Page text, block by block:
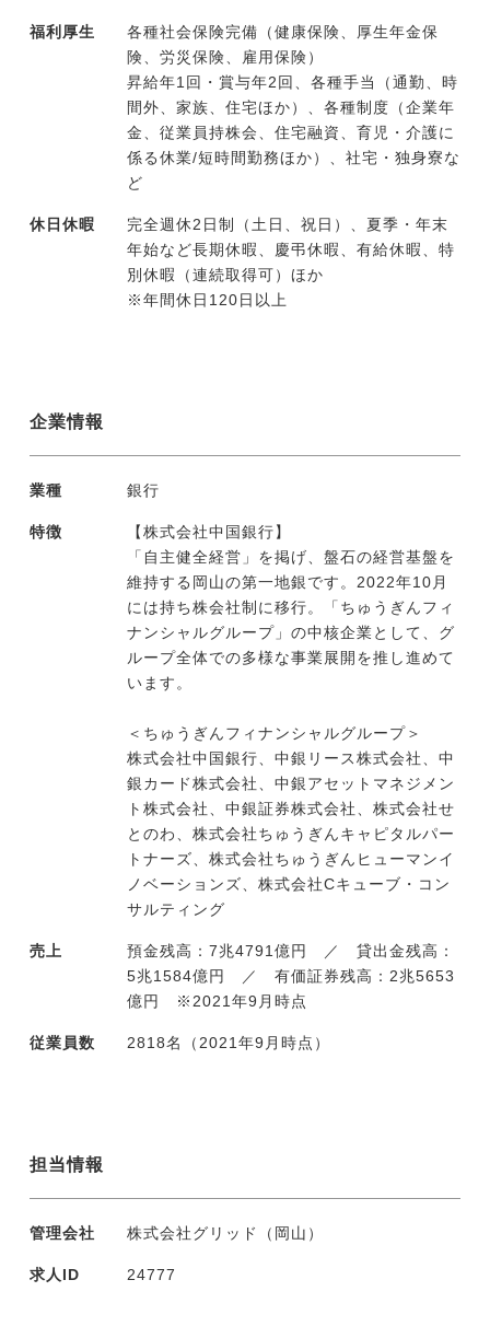
福利厚生
各種社会保険完備（健康保険、厚生年金保
険、労災保険、雇用保険）
昇給年1回・賞与年2回、各種手当（通勤、時
間外、家族、住宅ほか）、各種制度（企業年
金、従業員持株会、住宅融資、育児・介護に
係る休業/短時間勤務ほか）、社宅・独身寮な
ど
休日休暇
完全週休2日制（土日、祝日）、夏季・年末
年始など長期休暇、慶弔休暇、有給休暇、特
別休暇（連続取得可）ほか
※年間休日120日以上
企業情報
業種 銀行
特徴
【株式会社中国銀行】
「自主健全経営」を掲げ、盤石の経営基盤を
維持する岡山の第一地銀です。2022年10月
には持ち株会社制に移行。「ちゅうぎんフィ
ナンシャルグループ」の中核企業として、グ
ループ全体での多様な事業展開を推し進めて
います。
＜ちゅうぎんフィナンシャルグループ＞
株式会社中国銀行、中銀リース株式会社、中
銀カード株式会社、中銀アセットマネジメン
ト株式会社、中銀証券株式会社、株式会社せ
とのわ、株式会社ちゅうぎんキャピタルパー
トナーズ、株式会社ちゅうぎんヒューマンイ
ノベーションズ、株式会社Cキューブ・コン
サルティング
売上
預金残高：7兆4791億円 ／ 貸出金残高：
5兆1584億円 ／ 有価証券残高：2兆5653
億円 ※2021年9月時点
従業員数 2818名（2021年9月時点）
担当情報
管理会社 株式会社グリッド（岡山）
求人ID 24777